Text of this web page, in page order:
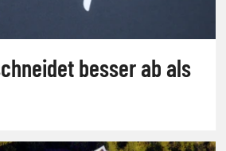
besser ab als